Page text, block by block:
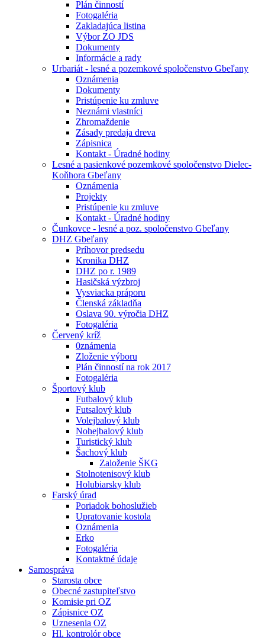
Plán činností
Fotogaléria
Zakladajúca listina
Výbor ZO JDS
Dokumenty
Informácie a rady
Urbariát - lesné a pozemkové spoločenstvo Gbeľany
Oznámenia
Dokumenty
Pristúpenie ku zmluve
Neznámi vlastníci
Zhromaždenie
Zásady predaja dreva
Zápisnica
Kontakt - Úradné hodiny
Lesné a pasienkové pozemkové spoločenstvo Dielec-
Koňhora Gbeľany
Oznámenia
Projekty
Pristúpenie ku zmluve
Kontakt - Úradné hodiny
Čunkovce - lesné a poz. spoločenstvo Gbeľany
DHZ Gbeľany
Príhovor predsedu
Kronika DHZ
DHZ po r. 1989
Hasičská výzbroj
Vysviacka práporu
Členská základňa
Oslava 90. výročia DHZ
Fotogaléria
Červený kríž
0známenia
Zloženie výboru
Plán činností na rok 2017
Fotogaléria
Športový klub
Futbalový klub
Futsalový klub
Volejbalový klub
Nohejbalový klub
Turistický klub
Šachový klub
Založenie ŠKG
Stolnotenisový klub
Holubiarsky klub
Farský úrad
Poriadok bohoslužieb
Upratovanie kostola
Oznámenia
Erko
Fotogaléria
Kontaktné údaje
Samospráva
Starosta obce
Obecné zastupiteľstvo
Komisie pri OZ
Zápisnice OZ
Uznesenia OZ
Hl. kontrolór obce